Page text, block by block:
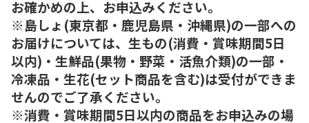
お確かめの上、お申込みください。
※島しょ(東京都・鹿児島県・沖縄県)の一部への
お届けについては、生もの(消費・賞味期間5日
以内)・生鮮品(果物・野菜・活魚介類)の一部・
冷凍品・生花(セット商品を含む)は受付ができま
せんのでご了承ください。
※消費・賞味期間5日以内の商品をお申込みの場